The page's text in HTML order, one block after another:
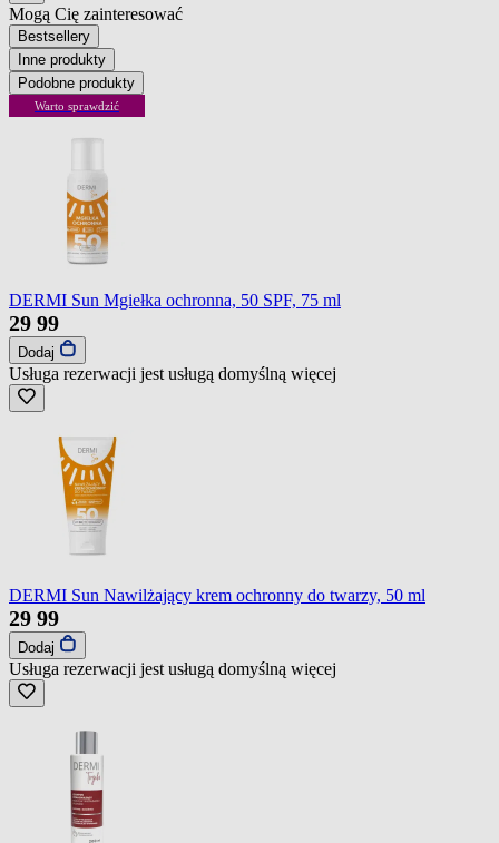
Mogą Cię zainteresować
Bestsellery
Inne produkty
Podobne produkty
Warto sprawdzić
DERMI Sun Mgiełka ochronna, 50 SPF, 75 ml
29 99
Dodaj
Usługa rezerwacji jest usługą domyślną więcej
DERMI Sun Nawilżający krem ochronny do twarzy, 50 ml
29 99
Dodaj
Usługa rezerwacji jest usługą domyślną więcej